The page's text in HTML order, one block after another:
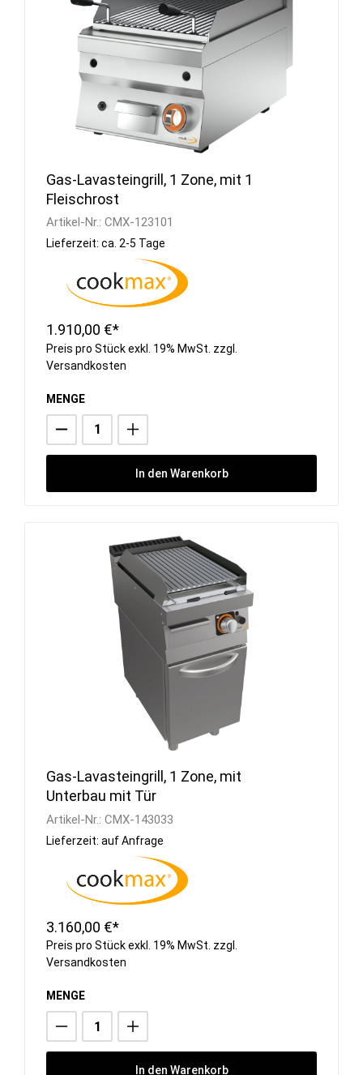
Gas-Lavasteingrill, 1 Zone, mit 1
Fleischrost
Artikel-Nr.: CMX-123101
Lieferzeit: ca. 2-5 Tage
1.910,00 €*
Preis pro Stück exkl. 19% MwSt. zzgl.
Versandkosten
MENGE
In den Warenkorb
Gas-Lavasteingrill, 1 Zone, mit
Unterbau mit Tür
Artikel-Nr.: CMX-143033
Lieferzeit: auf Anfrage
3.160,00 €*
Preis pro Stück exkl. 19% MwSt. zzgl.
Versandkosten
MENGE
In den Warenkorb